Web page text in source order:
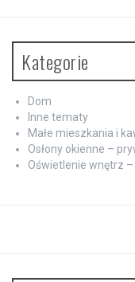
Kategorie
Dom
Inne tematy
Małe mieszkania i
Osłony okienne –
Oświetlenie wnętrz